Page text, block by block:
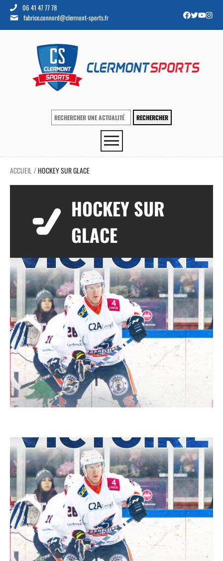
06 41 47 77 78
fabrice.connord@clermont-sports.fr
ACCUEIL /HOCKEY SUR GLACE
HOCKEY SUR
GLACE